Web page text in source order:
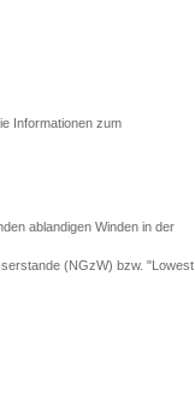
Informationen zum
ablandigen Winden in der
(NGzW) bzw. "Lowest